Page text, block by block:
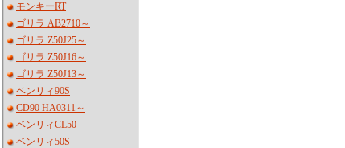
モンキーRT
ゴリラ AB2710～
ゴリラ Z50J25～
ゴリラ Z50J16～
ゴリラ Z50J13～
ベンリィ90S
CD90 HA0311～
ベンリィCL50
ベンリィ50S